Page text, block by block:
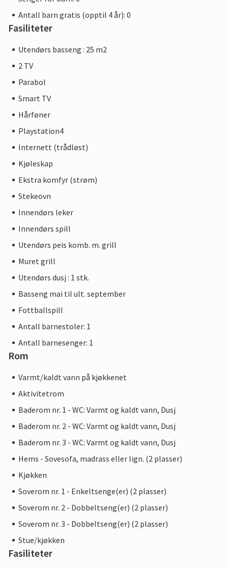
Antall barn gratis (opptil 4 år): 0
Fasiliteter
Utendørs basseng : 25 m2
2 TV
Parabol
Smart TV
Hårføner
Playstation4
Internett (trådløst)
Kjøleskap
Ekstra komfyr (strøm)
Stekeovn
Innendørs leker
Innendørs spill
Utendørs peis komb. m. grill
Muret grill
Utendørs dusj : 1 stk.
Basseng mai til ult. september
Fottballspill
Antall barnestoler: 1
Antall barnesenger: 1
Rom
Varmt/kaldt vann på kjøkkenet
Aktivitetrom
Baderom nr. 1 - WC: Varmt og kaldt vann, Dusj
Baderom nr. 2 - WC: Varmt og kaldt vann, Dusj
Baderom nr. 3 - WC: Varmt og kaldt vann, Dusj
Hems - Sovesofa, madrass eller lign. (2 plasser)
Kjøkken
Soverom nr. 1 - Enkeltsenge(er) (2 plasser)
Soverom nr. 2 - Dobbeltseng(er) (2 plasser)
Soverom nr. 3 - Dobbeltseng(er) (2 plasser)
Stue/kjøkken
Fasiliteter